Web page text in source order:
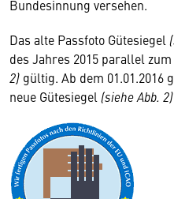
Bundesinnung versehen.
Das alte Passfoto Gütesiegel
des Jahres 2015 parallel
2) gültig. Ab dem
neue Gütesiegel (siehe Abb. 2)